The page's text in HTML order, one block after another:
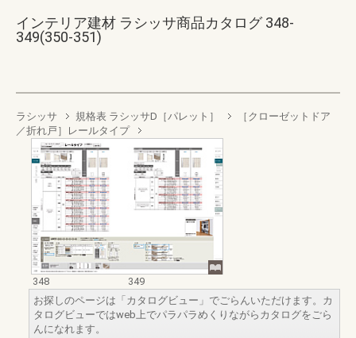
インテリア建材 ラシッサ商品カタログ 348-
349(350-351)
ラシッサ 規格表 ラシッサD［パレット］
［クローゼットドア
／折れ戸］レールタイプ
348
349
お探しのページは「カタログビュー」でごらんいただけます。カ
タログビューではweb上でパラパラめくりながらカタログをごら
んになれます。